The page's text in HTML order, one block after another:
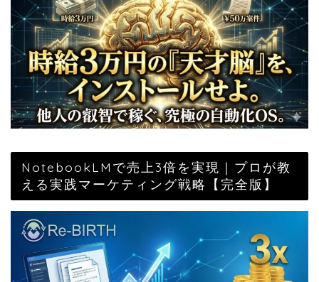
NotebookLMで売上3倍を実現｜プロが教
える実践マーケティング戦略【完全版】